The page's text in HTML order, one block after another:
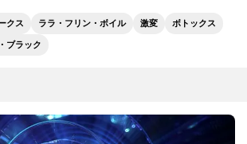
クス ララ・フリン・ボイル 激変 ボトックス
ブラック